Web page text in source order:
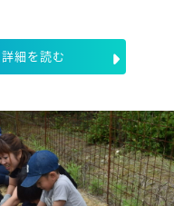
詳細を読む